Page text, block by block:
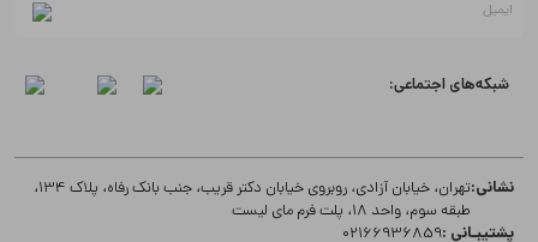
شبکه‌های اجتماعی:
نشانی:
تهران، خیابان آزادی، روبروی خیابان دکتر قریب، جنب بانک رفاه، پلاک 134،
طبقه سوم، واحد 18، پلت فرم مای لیست
پشتیبـانی :02166936859